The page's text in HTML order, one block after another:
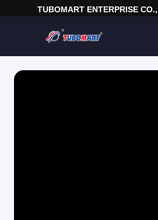
TUBOMART ENTERPRISE